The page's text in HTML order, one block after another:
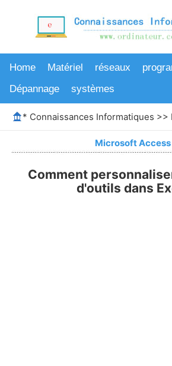
Home Matériel réseaux
Dépannage
systèmes
* Connaissances Informatiques >>
Microsoft Access
Comment
d'outils dans